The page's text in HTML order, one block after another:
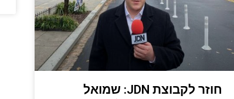
חוזר לקבוצת JDN: שמואל